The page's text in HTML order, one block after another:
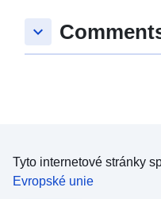
keyboard_arrow_down
Tyto internetové stránky
Evropské unie